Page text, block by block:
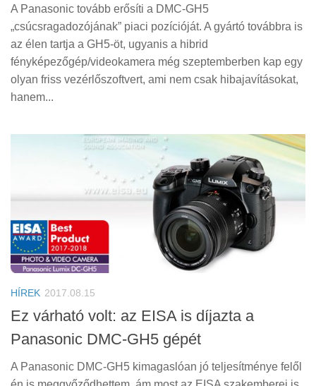
A Panasonic tovább erősíti a DMC-GH5
„csúcsragadozójának” piaci pozícióját. A gyártó továbbra is
az élen tartja a GH5-öt, ugyanis a hibrid
fényképezőgép/videokamera még szeptemberben kap egy
olyan friss vezérlőszoftvert, ami nem csak hibajavításokat,
hanem...
HÍREK 2017.08.15
Ez várható volt: az EISA is díjazta a
Panasonic DMC-GH5 gépét
A Panasonic DMC-GH5 kimagaslóan jó teljesítménye felől